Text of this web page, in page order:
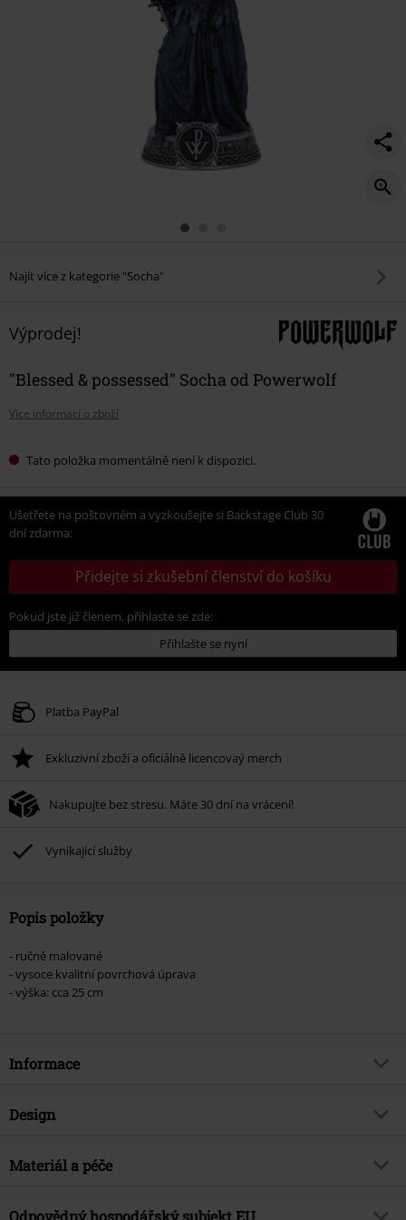
Najít více z kategorie "Socha"
Výprodej!
"Blessed & possessed" Socha od Powerwolf
Více informací o zboží
Tato položka momentálně není k dispozici.
Ušetřete na poštovném a vyzkoušejte si Backstage Club 30
dní zdarma:
Přidejte si zkušební členství do košíku
Pokud jste již členem, přihlaste se zde:
Přihlašte se nyní
Platba PayPal
Exkluzivní zboží a oficiálně licencovaý merch
Nakupujte bez stresu. Máte 30 dní na vrácení!
Vynikající služby
Popis položky
- ručně malované
- vysoce kvalitní povrchová úprava
- výška: cca 25 cm
Informace
Zboží č.
Hudební žánr
Design
Typ výrobku
Materiál a péče
Vrchní materiál polyresin
Odpovědný hospodářský subjekt EU